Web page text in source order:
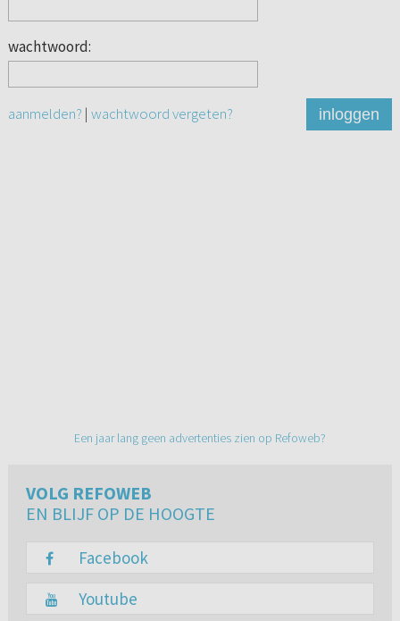
wachtwoord:
aanmelden? | wachtwoord vergeten? inloggen
Een jaar lang geen advertenties zien op Refoweb?
VOLG REFOWEB
EN BLIJF OP DE HOOGTE
Facebook
Youtube